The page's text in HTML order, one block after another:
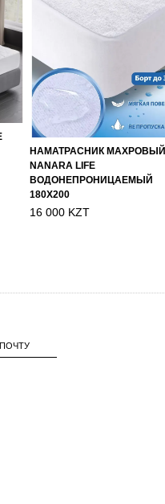
НАМАТРАСНИК МАХРОВЫЙ
NANARA LIFE
ВОДОНЕПРОНИЦАЕМЫЙ
180Х200
16 000 KZT